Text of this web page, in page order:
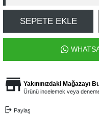
SEPETE EKLE
Yakınınızdaki Mağazayı
Ürünü incelemek veya
Paylaş